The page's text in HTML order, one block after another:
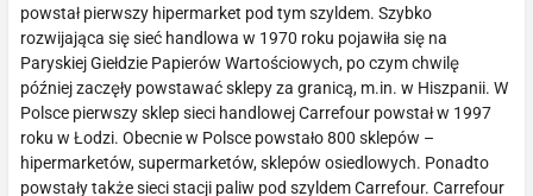
powstał pierwszy hipermarket pod tym szyldem. Szybko
rozwijająca się sieć handlowa w 1970 roku pojawiła się na
Paryskiej Giełdzie Papierów Wartościowych, po czym chwilę
później zaczęły powstawać sklepy za granicą, m.in. w Hiszpanii. W
Polsce pierwszy sklep sieci handlowej Carrefour powstał w 1997
roku w Łodzi. Obecnie w Polsce powstało 800 sklepów –
hipermarketów, supermarketów, sklepów osiedlowych. Ponadto
powstały także sieci stacji paliw pod szyldem Carrefour. Carrefour